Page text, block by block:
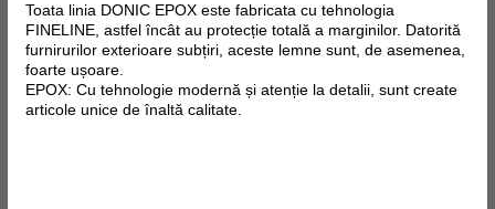
Toata linia DONIC EPOX este fabricatacu tehnologia
FINELINE, astfel încât au protecție totală a marginilor. Datorită
furnirurilor exterioare subțiri, aceste lemne sunt, de asemenea,
foarte ușoare.
EPOX: Cu tehnologie modernă și atenție la detalii, sunt create
articole unice de înaltă calitate.